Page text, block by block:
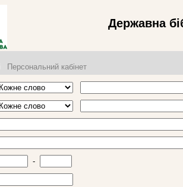
Державна
Персональний кабінет
-